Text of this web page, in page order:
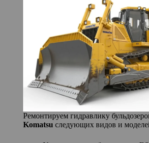
Ремонтируем гидравлику
Komatsu следующих видов и